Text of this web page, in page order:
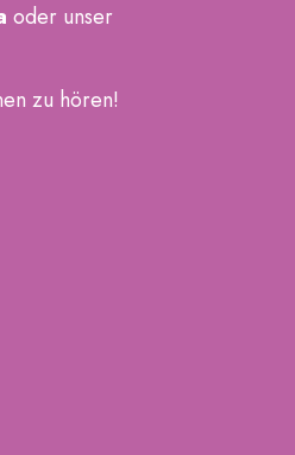
oder unser
zu hören!